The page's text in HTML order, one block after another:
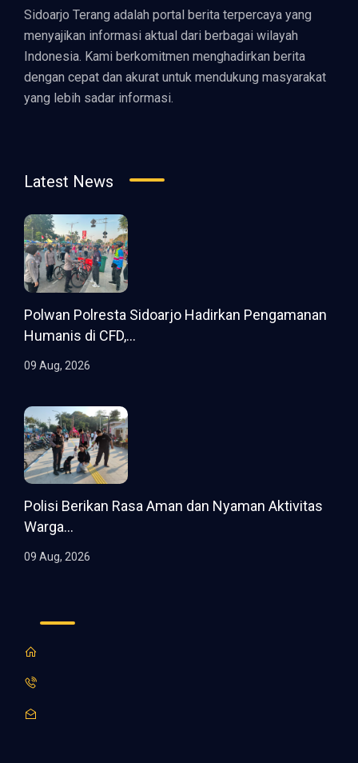
Sidoarjo Terang adalah portal berita terpercaya yang
menyajikan informasi aktual dari berbagai wilayah
Indonesia. Kami berkomitmen menghadirkan berita
dengan cepat dan akurat untuk mendukung masyarakat
yang lebih sadar informasi.
Latest News
Polwan Polresta Sidoarjo Hadirkan Pengamanan
Humanis di CFD,...
09 Aug, 2026
Polisi Berikan Rasa Aman dan Nyaman Aktivitas
Warga...
09 Aug, 2026